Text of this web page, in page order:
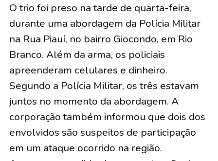
O trio foi preso na tarde de quarta-feira,
durante uma abordagem da Polícia Militar
na Rua Piauí, no bairro Giocondo, em Rio
Branco. Além da arma, os policiais
apreenderam celulares e dinheiro.
Segundo a Polícia Militar, os três estavam
juntos no momento da abordagem. A
corporação também informou que dois dos
envolvidos são suspeitos de participação
em um ataque ocorrido na região.